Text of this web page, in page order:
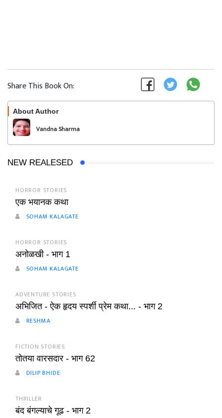
Share This Book On:
About Author
Vandna Sharma
NEW REALESED
HORROR STORIES
एक भयानक कथा
SOHAM KALAGATE
HORROR STORIES
अनोळखी - भाग 1
SOHAM KALAGATE
ADVENTURE STORIES
अभिजित - ऐक हृदय स्पर्शी प्रेम कथा... - भाग 2
RESHMA
FICTION STORIES
तोतया वारसदार - भाग 62
DILIP BHIDE
THRILLER
बंद बंगल्याचे गूढ - भाग 2